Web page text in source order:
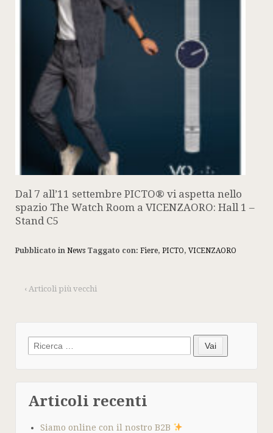
Dal 7 all’11 settembre PICTO® vi aspetta nello
spazio The Watch Room a VICENZAORO: Hall 1 –
Stand C5
Pubblicato in News Taggato con: Fiere, PICTO, VICENZAORO
‹ Articoli più vecchi
Search
for:
Vai
Articoli recenti
Siamo online con il nostro B2B